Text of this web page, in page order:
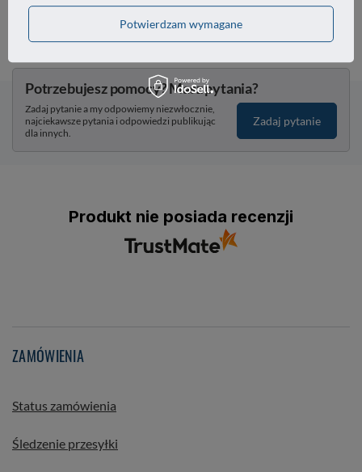
47,15 zł
Potrzebujesz pomocy? Masz pytania?
Zadaj pytanie a my odpowiemy niezwłocznie,
najciekawsze pytania i odpowiedzi publikując
dla innych.
Zadaj pytanie
Produkt nie posiada recenzji
ZAMÓWIENIA
Status zamówienia
Śledzenie przesyłki
Potwierdzam wymagane